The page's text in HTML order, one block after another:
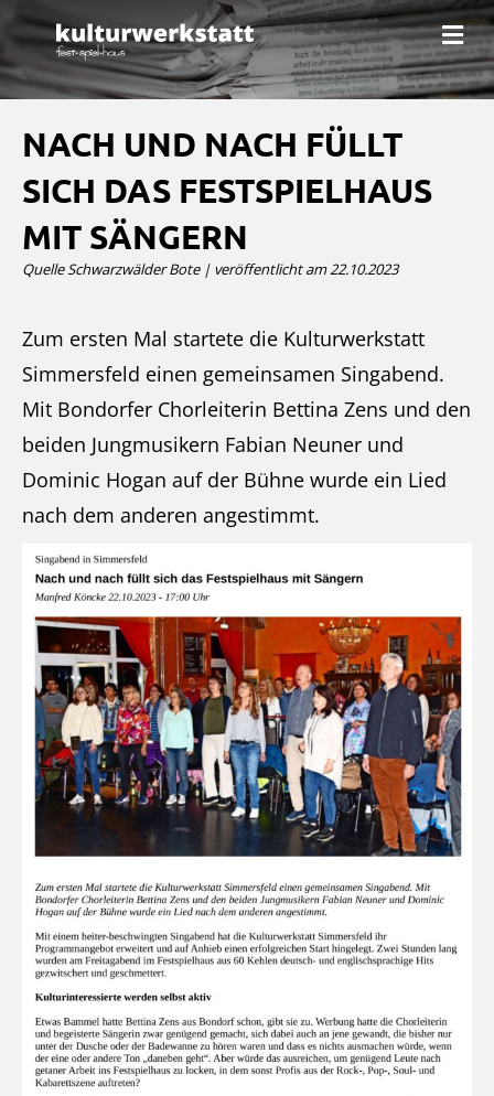
N
a
v
i
NACH UND NACH FÜLLT
SICH DAS FESTSPIELHAUS
MIT SÄNGERN
Quelle Schwarzwälder Bote | veröffentlicht am 22.10.2023
Zum ersten Mal startete die Kulturwerkstatt
Simmersfeld einen gemeinsamen Singabend.
Mit Bondorfer Chorleiterin Bettina Zens und den
beiden Jungmusikern Fabian Neuner und
Dominic Hogan auf der Bühne wurde ein Lied
nach dem anderen angestimmt.